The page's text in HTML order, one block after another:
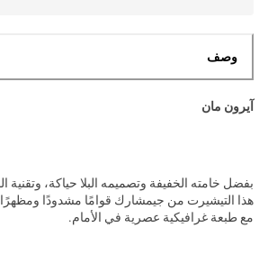
وصف
آيرون مان
بفضل خامته الخفيفة وتصميمه البلا حياكة، وتقنية
هذا التيشيرت من جيمشارك قوامًا مشدودًا ومظهرًا
مع طبعة غرافيكية عصرية في الأمام.